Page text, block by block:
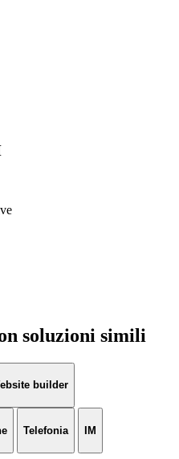
soluzioni simili
builder
Telefonia IM